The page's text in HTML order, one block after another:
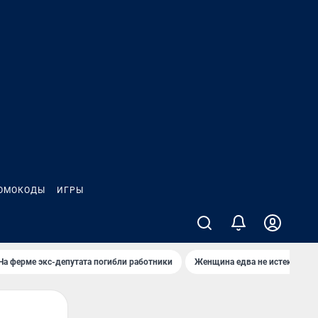
ИГРЫ
ферме экс-депутата погибли работники Женщина едва не истекла